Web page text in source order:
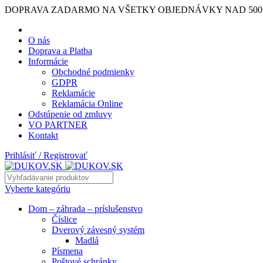
DOPRAVA ZADARMO NA VŠETKY OBJEDNÁVKY NAD
O nás
Doprava a Platba
Informácie
Obchodné podmienky
GDPR
Reklamácie
Reklamácia Online
Odstúpenie od zmluvy
VO PARTNER
Kontakt
Prihlásiť / Registrovať
Vyberte kategóriu
Dom – záhrada – príslušenstvo
Číslice
Dverový závesný systém
Madlá
Písmena